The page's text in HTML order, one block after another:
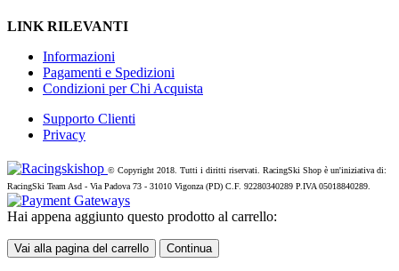
LINK RILEVANTI
Informazioni
Pagamenti e Spedizioni
Condizioni per Chi Acquista
Supporto Clienti
Privacy
© Copyright 2018. Tutti i diritti riservati. RacingSki Shop è un'iniziativa di:
RacingSki Team Asd - Via Padova 73 - 31010 Vigonza (PD) C.F. 92280340289 P.IVA 05018840289.
Hai appena aggiunto questo prodotto al carrello:
Vai alla pagina del carrello Continua